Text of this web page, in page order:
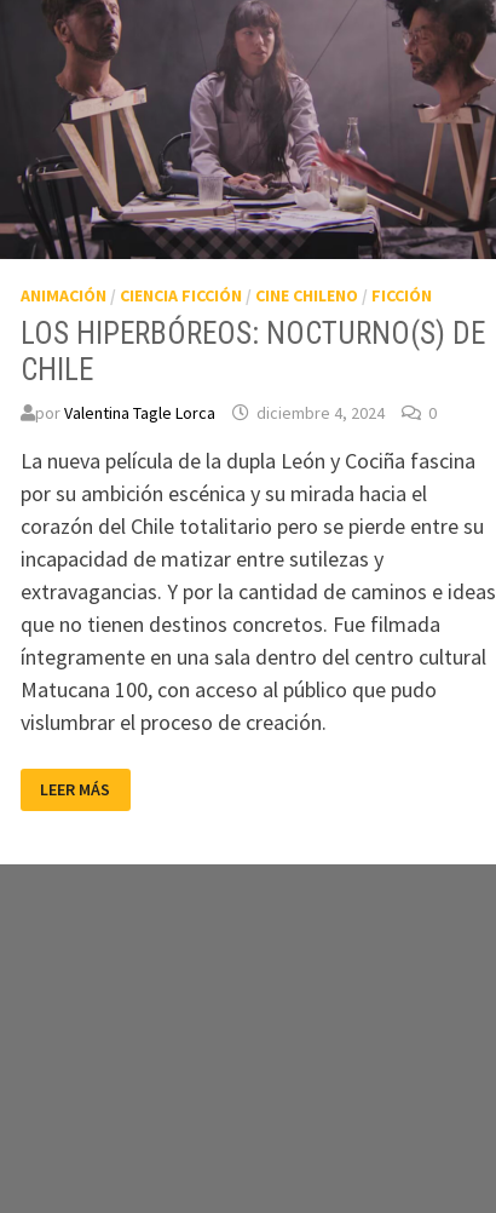
ANIMACIÓN / CIENCIA FICCIÓN / CINE CHILENO / FICCIÓN
LOS HIPERBÓREOS: NOCTURNO(S) DE
CHILE
porValentina Tagle Lorca diciembre 4, 2024 0
La nueva película de la dupla León y Cociña fascina
por su ambición escénica y su mirada hacia el
corazón del Chile totalitario pero se pierde entre su
incapacidad de matizar entre sutilezas y
extravagancias. Y por la cantidad de caminos e ideas
que no tienen destinos concretos. Fue filmada
íntegramente en una sala dentro del centro cultural
Matucana 100, con acceso al público que pudo
vislumbrar el proceso de creación.
HIPERBÓREOS:
NOCTURNO(S)
LEER MÁS